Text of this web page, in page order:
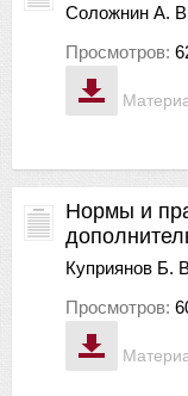
Соложнин А.
Просмотров:
Нормы и
Куприянов Б.
Просмотров: